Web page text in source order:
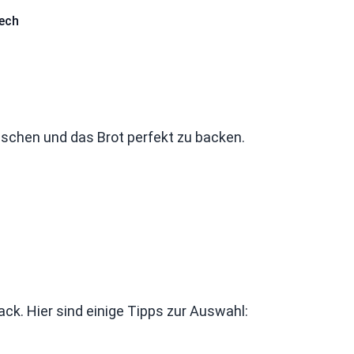
und das Brot perfekt zu backen.
Hier sind einige Tipps zur Auswahl: